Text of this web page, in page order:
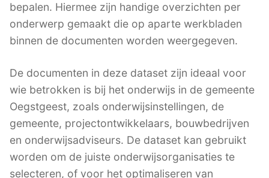
bepalen. Hiermee zijn handige overzichten per
onderwerp gemaakt die op aparte werkbladen
binnen de documenten worden weergegeven.
De documenten in deze dataset zijn ideaal voor
wie betrokken is bij het onderwijs in de gemeente
Oegstgeest, zoals onderwijsinstellingen, de
gemeente, projectontwikkelaars, bouwbedrijven
en onderwijsadviseurs. De dataset kan gebruikt
worden om de juiste onderwijsorganisaties te
selecteren, of voor het optimaliseren van